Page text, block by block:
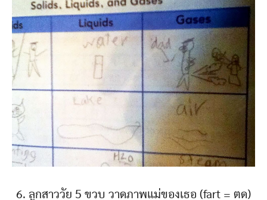
6. ลูกสาววัย 5 ขวบ วาดภาพแม่ของเธอ (fart = ตด)